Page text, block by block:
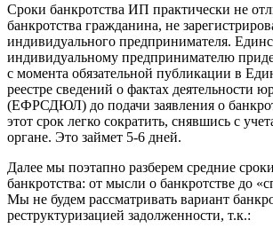
Сроки банкротства ИП практически не
банкротства гражданина, не
индивидуального предпринимателя.
индивидуальному предпринимателю
с момента обязательной публикации в
реестре сведений о фактах деятельности
(ЕФРСДЮЛ) до подачи заявления о
этот срок легко сократить, снявшись с
органе. Это займет 5-6 дней.
Далее мы поэтапно разберем средние
банкротства: от мысли о банкротстве до
Мы не будем рассматривать вариант
реструктуризацией задолженности, т.к.: